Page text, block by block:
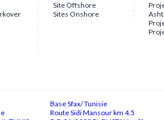
Site Offshore
Sites Onshore
Base Sfax/ Tunisie
Route Sidi Mansour km 4.5